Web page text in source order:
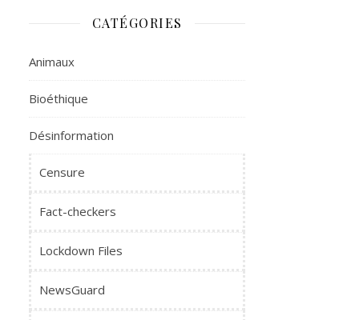
CATÉGORIES
Animaux
Bioéthique
Désinformation
Censure
Fact-checkers
Lockdown Files
NewsGuard